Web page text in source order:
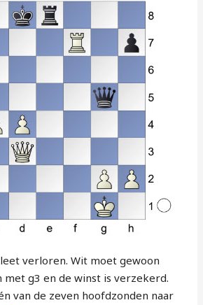
verloren. Wit moet gewoon
met g3 en de winst is verzekerd.
van de zeven hoofdzonden naar